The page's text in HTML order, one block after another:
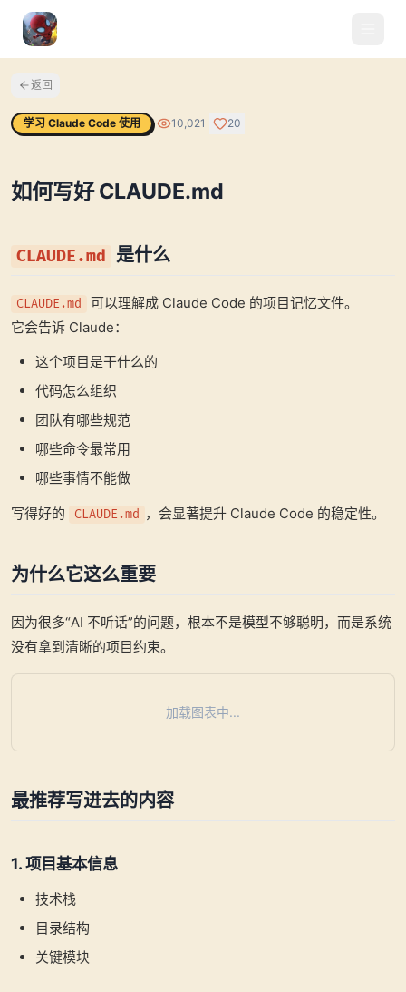
返回
学习 Claude Code 使用 10,021 20
如何写好 CLAUDE.md
CLAUDE.md 是什么
CLAUDE.md
可以理解成 Claude Code 的项目记忆文件。
它会告诉 Claude：
这个项目是干什么的
代码怎么组织
团队有哪些规范
哪些命令最常用
哪些事情不能做
写得好的 CLAUDE.md ，会显著提升 Claude Code 的稳定性。
为什么它这么重要
因为很多“AI 不听话”的问题，根本不是模型不够聪明，而是系统
没有拿到清晰的项目约束。
加载图表中...
最推荐写进去的内容
1. 项目基本信息
技术栈
目录结构
关键模块